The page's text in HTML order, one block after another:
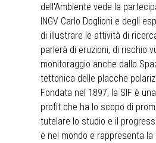
dell'Ambiente vede la
INGV Carlo Doglioni e degli
di illustrare le attività di
parlerà di eruzioni, di rischio
monitoraggio anche dallo
tettonica delle placche
Fondata nel 1897, la SIF è
profit che ha lo scopo di
tutelare lo studio e il
e nel mondo e rappresenta